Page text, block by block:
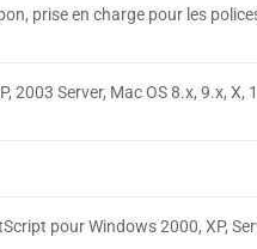
prise en charge pour les
Server, Mac OS 8.x, 9.x, X,
pour Windows 2000, XP,